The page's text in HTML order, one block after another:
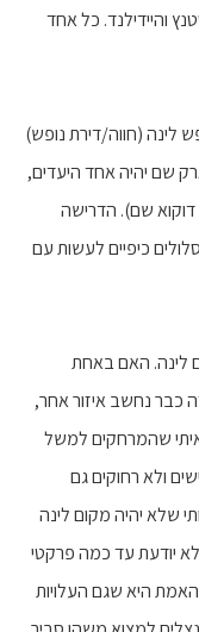
והיידילנד. כל אחד
לינה (חווה/דירת נופש)
שם יהיה אחד היעדים,
שם). הדרישה
כיפיים לעשות עם
לינה. האם באחת
כבר נחשב איזור אחר,
שהמרחקים למשל
ולא רחוקים גם
שלא יהיה מקום לינה
יודעת עד כמה פרקטי
היא שגם העלויות